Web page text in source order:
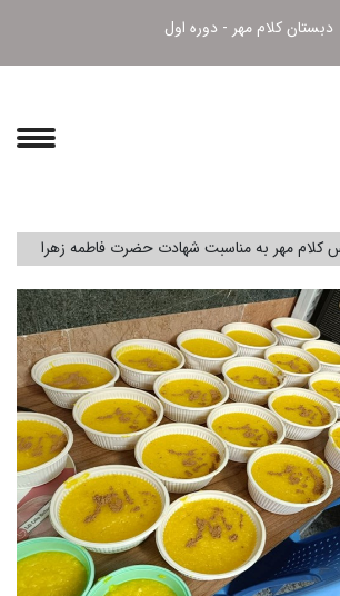
دبستان کلام مهر - دوره اول
مهر به مناسبت شهادت حضرت فاطمه زهرا